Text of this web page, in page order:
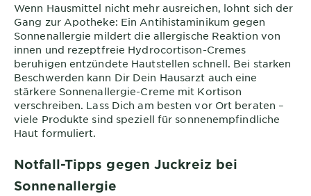
Wenn Hausmittel nicht mehr ausreichen, lohnt sich der
Gang zur Apotheke: Ein Antihistaminikum gegen
Sonnenallergie mildert die allergische Reaktion von
innen und rezeptfreie Hydrocortison-Cremes
beruhigen entzündete Hautstellen schnell. Bei starken
Beschwerden kann Dir Dein Hausarzt auch eine
stärkere Sonnenallergie-Creme mit Kortison
verschreiben. Lass Dich am besten vor Ort beraten –
viele Produkte sind speziell für sonnenempfindliche
Haut formuliert.
Notfall-Tipps gegen Juckreiz bei
Sonnenallergie